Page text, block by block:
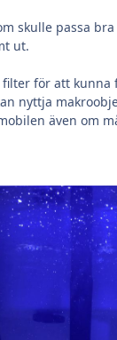
skulle passa
ut.
filter för att kunna
nyttja
även om